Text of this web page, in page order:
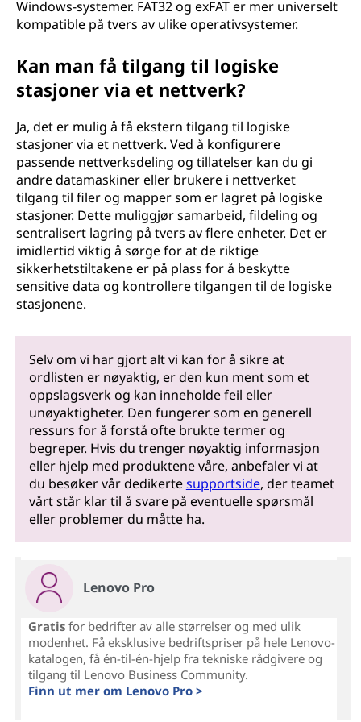
Windows-systemer. FAT32 og exFAT er mer universelt
kompatible på tvers av ulike operativsystemer.
Kan man få tilgang til logiske
stasjoner via et nettverk?
Ja, det er mulig å få ekstern tilgang til logiske
stasjoner via et nettverk. Ved å konfigurere
passende nettverksdeling og tillatelser kan du gi
andre datamaskiner eller brukere i nettverket
tilgang til filer og mapper som er lagret på logiske
stasjoner. Dette muliggjør samarbeid, fildeling og
sentralisert lagring på tvers av flere enheter. Det er
imidlertid viktig å sørge for at de riktige
sikkerhetstiltakene er på plass for å beskytte
sensitive data og kontrollere tilgangen til de logiske
stasjonene.
Selv om vi har gjort alt vi kan for å sikre at
ordlisten er nøyaktig, er den kun ment som et
oppslagsverk og kan inneholde feil eller
unøyaktigheter. Den fungerer som en generell
ressurs for å forstå ofte brukte termer og
begreper. Hvis du trenger nøyaktig informasjon
eller hjelp med produktene våre, anbefaler vi at
du besøker vår dedikertesupportside, der teamet
vårt står klar til å svare på eventuelle spørsmål
eller problemer du måtte ha.
Lenovo Pro
Gratisfor bedrifter av alle størrelser og med ulik
modenhet. Få eksklusive bedriftspriser på hele Lenovo-
katalogen, få én-til-én-hjelp fra tekniske rådgivere og
tilgang til Lenovo Business Community.
Finn ut mer om Lenovo Pro >